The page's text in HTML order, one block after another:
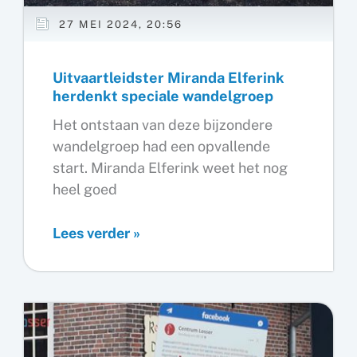
27 MEI 2024, 20:56
Uitvaartleidster Miranda Elferink
herdenkt speciale wandelgroep
Het ontstaan van deze bijzondere
wandelgroep had een opvallende
start. Miranda Elferink weet het nog
heel goed
Uitvaartleidster
herdenkt
speciale
wandelgroep
Lees verder »